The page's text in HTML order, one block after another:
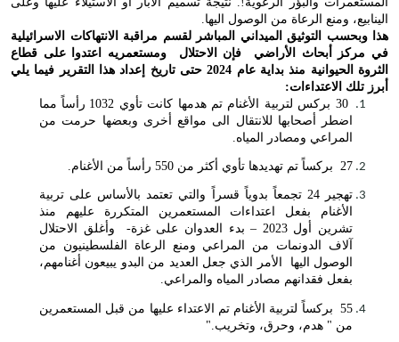
الينابيع، ومنع الرعاة من الوصول اليها.
هذا وبحسب التوثيق الميداني المباشر لقسم مراقبة الانتهاكات الاسرائيلية
في مركز أبحاث الأراضي فإن الاحتلال ومستعمريه اعتدوا على قطاع
الثروة الحيوانية منذ بداية عام 2024 حتى تاريخ إعداد هذا التقرير فيما يلي
أبرز تلك الاعتداءات:
30 بركس لتربية الأغنام تم هدمها كانت تأوي 1032 رأساً مما
اضطر أصحابها للانتقال الى مواقع أخرى وبعضها حرمت من
المراعي ومصادر المياه
27 بركساً تم تهديدها تأوي أكثر من 550 رأساً من الأغنام
تهجير 24 تجمعاً بدوياً قسراً والتي تعتمد بالأساس على تربية
الأغنام بفعل اعتداءات المستعمرين المتكررة عليهم منذ
تشرين أول 2023 – بدء العدوان على غزة- وأغلق الاحتلال
آلاف الدونمات من المراعي ومنع الرعاة الفلسطينيون من
الوصول اليها الأمر الذي جعل العديد من البدو يبيعون أغنامهم،
بفعل فقدانهم مصادر المياه والمراعي.
55
بركساً لتربية الأغنام تم الاعتداء عليها من قبل المستعمرين
من " هدم، وحرق، وتخريب ".